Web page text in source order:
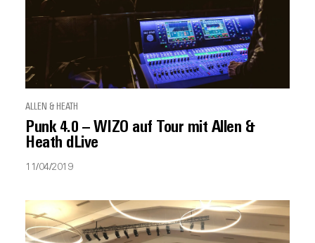
ALLEN & HEATH
Punk 4.0 – WIZO auf Tour mit Allen &
Heath dLive
11/04/2019